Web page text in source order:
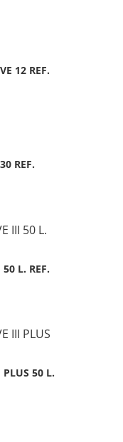
12 REF.
REF.
L. REF.
PLUS 50 L.